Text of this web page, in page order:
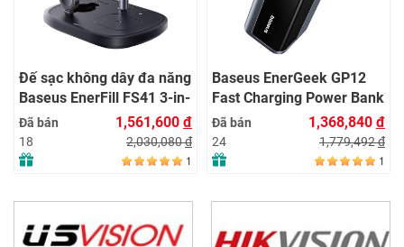
Đế sạc không dây đa năng
Baseus EnerFill FS41 3-in-
1 Wireless Charging Stand
with TEC Cooling – BLAC
Đã bán
18
1,561,600 đ
2,030,080đ
1
Baseus EnerGeek GP12
Fast Charging Power Bank
with Digital Display
20800mAh 145W – GREY
(LVA055-2G-1
Đã bán
24
1,368,840 đ
1,779,492đ
1